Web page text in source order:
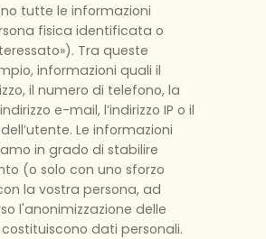
tutte le informazioni
fisica identificata o
Tra queste
informazioni quali il
il numero di telefono, la
e-mail, l’indirizzo IP o il
Le informazioni
in grado di stabilire
(o solo con uno sforzo
la vostra persona, ad
l'anonimizzazione delle
dati personali.